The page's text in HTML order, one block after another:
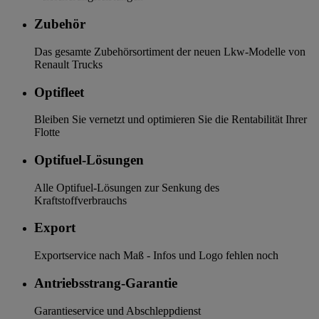
Zubehör
Das gesamte Zubehörsortiment der neuen Lkw-Modelle von
Renault Trucks
Optifleet
Bleiben Sie vernetzt und optimieren Sie die Rentabilität Ihrer
Flotte
Optifuel-Lösungen
Alle Optifuel-Lösungen zur Senkung des
Kraftstoffverbrauchs
Export
Exportservice nach Maß - Infos und Logo fehlen noch
Antriebsstrang-Garantie
Garantieservice und Abschleppdienst